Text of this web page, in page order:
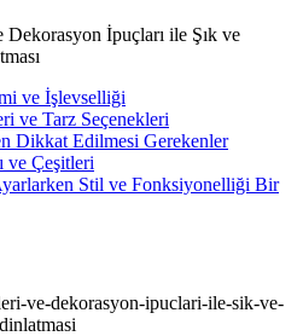
İpuçları ile Şık ve
ve İşlevselliği
ve Tarz Seçenekleri
Dikkat Edilmesi Gerekenler
ve Çeşitleri
Stil ve Fonksiyonelliği Bir
ve-dekorasyon-ipuclari-ile-sik-ve-